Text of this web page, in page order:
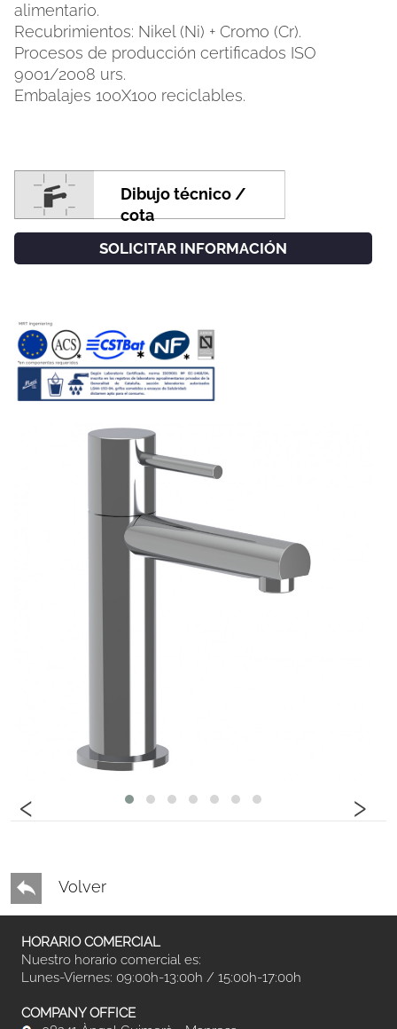
‹ ›
alimentario.
Recubrimientos: Nikel (Ni) + Cromo (Cr).
Procesos de producción certificados ISO
9001/2008 urs.
Embalajes 100X100 reciclables.
Dibujo técnico /
cota
SOLICITAR INFORMACIÓN
Volver
HORARIO COMERCIAL
Nuestro horario comercial es:
Lunes-Viernes: 09:00h-13:00h / 15:00h-17:00h
COMPANY OFFICE